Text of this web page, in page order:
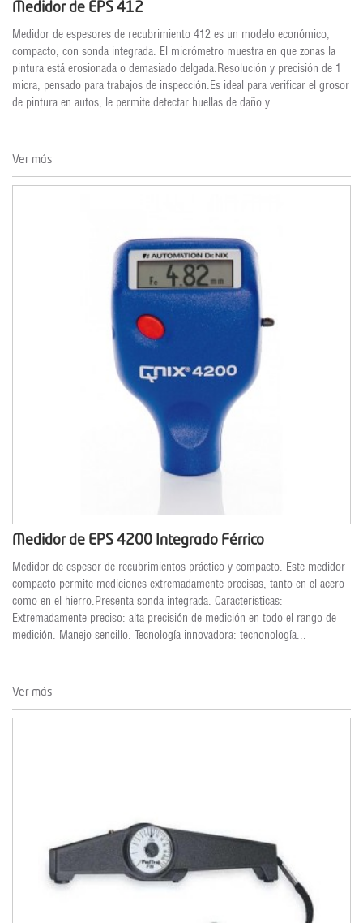
Medidor de EPS 412
Medidor de espesores de recubrimiento 412 es un modelo económico,
compacto, con sonda integrada. El micrómetro muestra en que zonas la
pintura está erosionada o demasiado delgada.Resolución y precisión de 1
micra, pensado para trabajos de inspección.Es ideal para verificar el grosor
de pintura en autos, le permite detectar huellas de daño y...
Ver más
Medidor de EPS 4200 Integrado Férrico
Medidor de espesor de recubrimientos práctico y compacto. Este medidor
compacto permite mediciones extremadamente precisas, tanto en el acero
como en el hierro.Presenta sonda integrada. Características:
Extremadamente preciso: alta precisión de medición en todo el rango de
medición. Manejo sencillo. Tecnología innovadora: tecnonología...
Ver más